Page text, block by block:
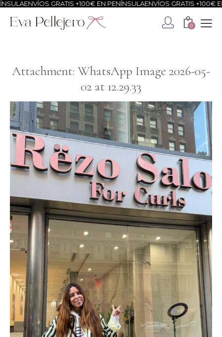
ENVÍOS GRATIS +100€ EN PENÍNSULAENVÍOS GRATIS +100€ EN
0
Attachment: WhatsApp Image 2026-05-
02 at 12.29.33